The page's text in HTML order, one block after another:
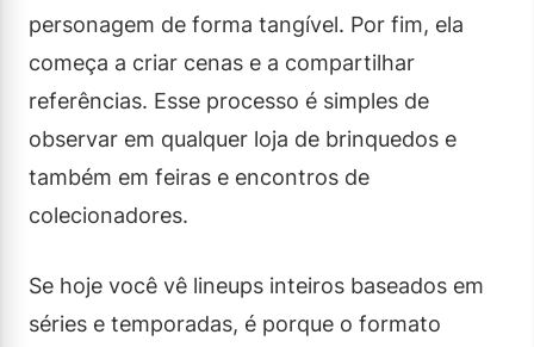
personagem de forma tangível. Por fim, ela
começa a criar cenas e a compartilhar
referências. Esse processo é simples de
observar em qualquer loja de brinquedos e
também em feiras e encontros de
colecionadores.
Se hoje você vê lineups inteiros baseados em
séries e temporadas, é porque o formato